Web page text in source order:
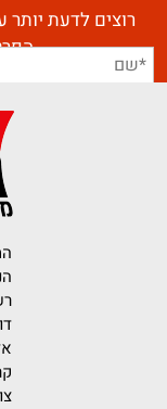
רוצים לדעת